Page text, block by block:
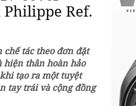
Ref.
tác theo đơn đặt
hiện thân hoàn hảo
tạo ra một tuyệt
tay trái và cộng đồng